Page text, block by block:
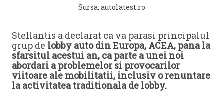
Sursa: autolatest.ro
Stellantis a declarat ca va parasi principalul
grup de lobby auto din Europa, ACEA, pana la
sfarsitul acestui an, ca parte a unei noi
abordari a problemelor si provocarilor
viitoare ale mobilitatii, inclusiv o renuntare
la activitatea traditionala de lobby.